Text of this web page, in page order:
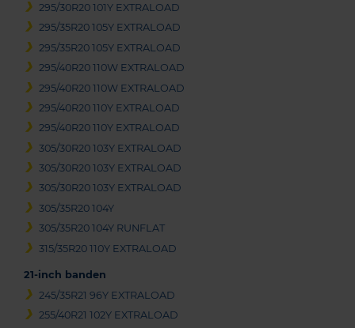
295/30R20 101Y EXTRALOAD
295/35R20 105Y EXTRALOAD
295/35R20 105Y EXTRALOAD
295/40R20 110W EXTRALOAD
295/40R20 110W EXTRALOAD
295/40R20 110Y EXTRALOAD
295/40R20 110Y EXTRALOAD
305/30R20 103Y EXTRALOAD
305/30R20 103Y EXTRALOAD
305/30R20 103Y EXTRALOAD
305/35R20 104Y
305/35R20 104Y RUNFLAT
315/35R20 110Y EXTRALOAD
21-inch banden
245/35R21 96Y EXTRALOAD
255/40R21 102Y EXTRALOAD